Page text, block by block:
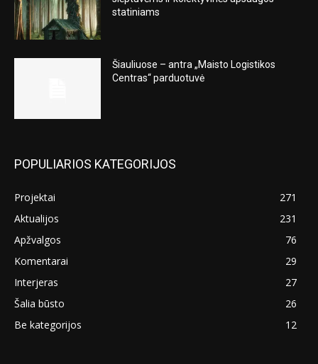
statiniams
Šiauliuose – antra „Maisto Logistikos
Centras“ parduotuvė
POPULIARIOS KATEGORIJOS
Projektai
271
Aktualijos
231
Apžvalgos
76
Komentarai
29
Interjeras
27
Šalia būsto
26
Be kategorijos
12